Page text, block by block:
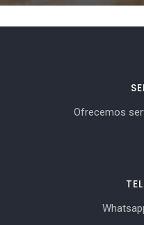
Ofrecemos